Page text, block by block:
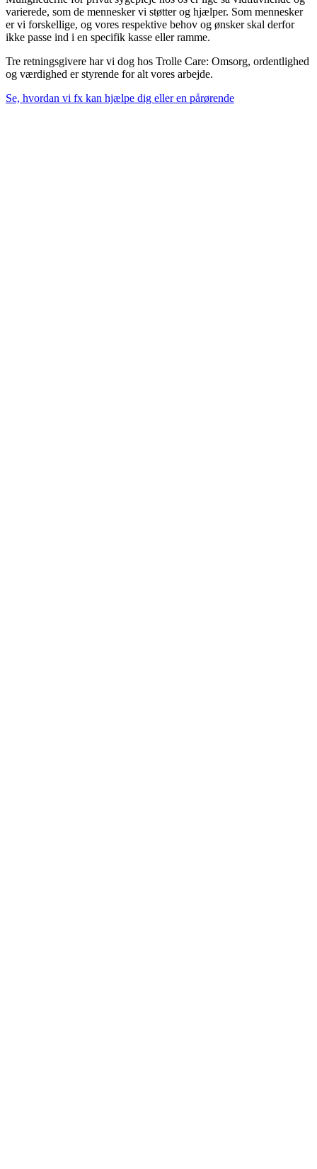
varierede, som de mennesker vi støtter og hjælper. Som mennesker
er vi forskellige, og vores respektive behov og ønsker skal derfor
ikke passe ind i en specifik kasse eller ramme.
Tre retningsgivere har vi dog hos Trolle Care: Omsorg, ordentlighed
og værdighed er styrende for alt vores arbejde.
Se, hvordan vi fx kan hjælpe dig eller en pårørende